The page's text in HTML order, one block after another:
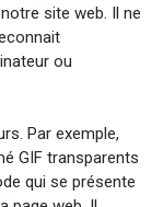
site web. Il ne
ou
Par exemple,
GIF transparents
qui se présente